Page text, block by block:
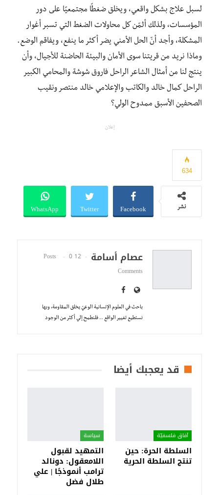
لسبل علاج بشكل واقعي، ويخلق ضغطًا مجتمعيًا على دور
المؤسسات، ولذلك أثمّن كل محاولات الضغط التي تسبر أغوار
المشكلة، وأجد أنّ الحل الأمني يضر أكثر ما ينفع، ويفاقم الوضع.
وماذا نريد من قريتنا سوى الأمان والبيئة الحاضنة للأجيال، وأن
ينتج لنا من أمثال الشاعر الراحل فاروق شوشة والمحامي الكبير
الراحل كمال خالد والكاتب والإعلامي خالد منتصر ونقيب
الصحفين الأسبق ممدوح الولي؟
إعلان
634
نشر Facebook
Twitter
WhatsApp
عصام أسامة 12 Posts
0
Comments
باحث في العلوم الإنسانية الوعيّ يخلق المقاومة، وبها
نستطيع تغيير الواقع .. فلنطمح إلي أكثر من الوجود
قد يعجبك أيضا
آفاق فلسفيّة‎
السلطة الحرة: حين
تنتج السلطة الحرية
سياسة
التمهيد لقبول
اللامعقول: دونالد
ترامب أنموذجًا | علي
طلال فضل